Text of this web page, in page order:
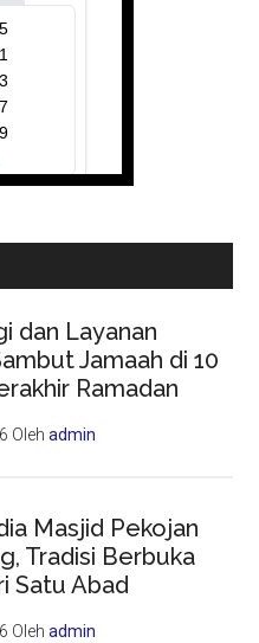
dan Layanan
Jamaah di 10
Ramadan
Olehadmin
Masjid Pekojan
Tradisi Berbuka
Satu Abad
Olehadmin